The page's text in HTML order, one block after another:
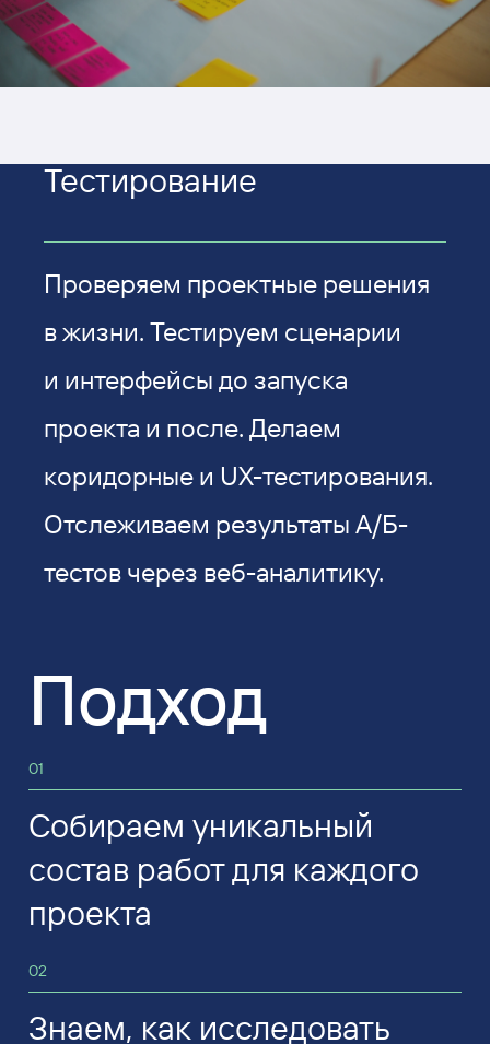
Тестиро­вание
Проверяем проектные решения
в жизни. Тестируем сценарии
и интерфейсы до запуска
проекта и после. Делаем
коридорные и UX-тестирования.
Отслеживаем результаты А/Б-
тестов через веб-аналитику.
Подход
01
Собираем уникальный
состав работ для каждого
проекта
02
Знаем, как исследовать